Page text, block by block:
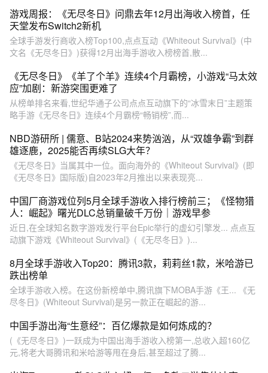
游戏周报：《无尽冬日》问鼎去年12月出海收入榜首，任
天堂发布Switch2新机
全球手游发行商收入榜Top100,点点互动《Whiteout Survival》(中
文名《无尽冬日》)获得12月出海手游收入榜榜首,散...
《无尽冬日》《羊了个羊》连续4个月霸榜，小游戏“马太效
应”加剧：新游突围更难了
从榜单排名来看,世纪华通子公司点点互动旗下的“冰雪末日”主题策
略手游《无尽冬日》连续4个月霸榜“畅销榜”,而...
NBD游研所 | 儒意、B站2024来势汹汹，从“双雄争霸”到群
雄逐鹿，2025能否再续SLG大年？
《无尽冬日》当属其中一位。面向海外的《Whiteout Survival》(即
《无尽冬日》国际版)自2023年2月推出以来表现亮...
中国厂商游戏位列5月全球手游收入排行榜前三；《怪物猎
人：崛起》曙光DLC总销量破千万份｜游戏早参
近日,在全球知名数字游戏发行平台Epic举行的虚幻引擎发... 点点互
动旗下游戏《Whiteout Survival》(《无尽冬日》)...
8月全球手游收入Top20：腾讯3款，莉莉丝1款，米哈游已
跌出榜单
全球手游收入榜。在这份新榜单中,腾讯旗下MOBA手游《王... 《无
尽冬日》(Whiteout Survival)是另一款正在崛起的游...
中国手游出海“生意经”：百亿爆款是如何炼成的？
(《无尽冬日》)一跃成为中国出海手游收入榜第一,总收入超160亿
元,将老大哥腾讯和米哈游等甩在身后,甚至超过了腾...